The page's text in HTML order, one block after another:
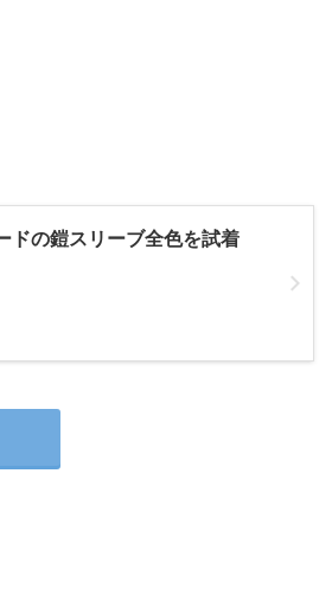
ドの鎧スリーブ全色を試着